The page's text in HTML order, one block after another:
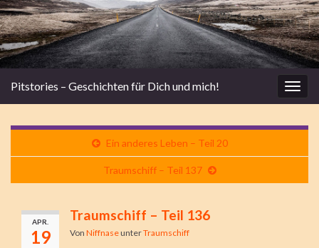
Pitstories – Geschichten für Dich und mich!
Ein anderes Leben – Teil 20
Traumschiff – Teil 137
APR.
19
Traumschiff – Teil 136
Von NiffnaseunterTraumschiff